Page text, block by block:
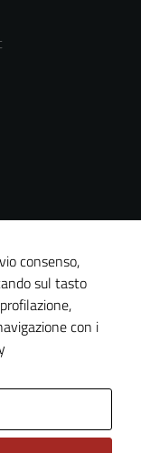
consenso,
sul tasto
con i
la
può